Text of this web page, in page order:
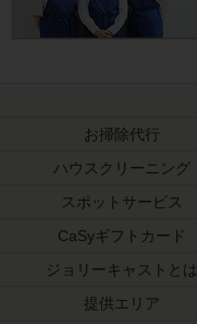
お掃除代行
ハウスクリーニング
スポットサービス
CaSyギフトカード
ジョリーキャストとは
提供エリア